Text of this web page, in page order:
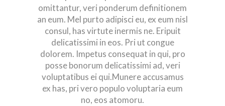
omittantur, veri ponderum definitionem
an eum. Mel purto adipisci eu, ex eum nisl
consul, has virtute inermis ne. Eripuit
delicatissimi in eos. Pri ut congue
dolorem. Impetus consequat in qui, pro
posse bonorum delicatissimi ad, veri
voluptatibus ei qui.Munere accusamus
ex has, pri vero populo voluptaria eum
no, eos atomoru.